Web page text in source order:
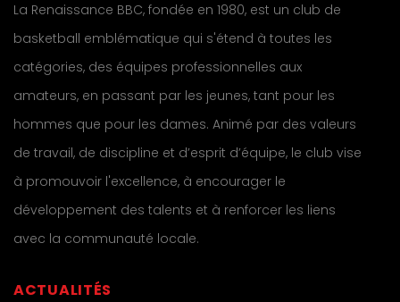
La Renaissance BBC, fondée en 1980, est un club de
basketball emblématique qui s'étend à toutes les
catégories, des équipes professionnelles aux
amateurs, en passant par les jeunes, tant pour les
hommes que pour les dames. Animé par des valeurs
de travail, de discipline et d’esprit d’équipe, le club vise
à promouvoir l'excellence, à encourager le
développement des talents et à renforcer les liens
avec la communauté locale.
ACTUALITÉS